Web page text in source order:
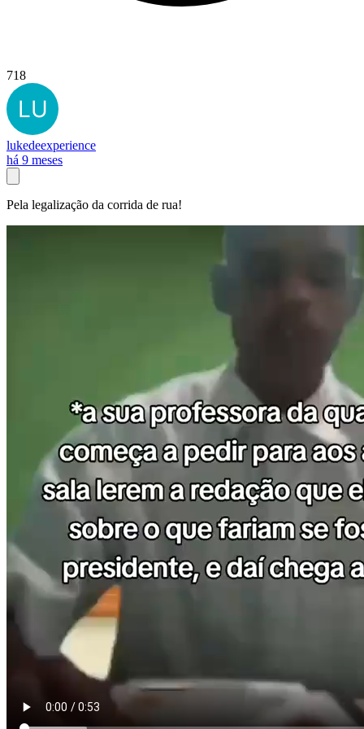
718
lukedeexperience
há 9 meses
Pela legalização da corrida de rua!